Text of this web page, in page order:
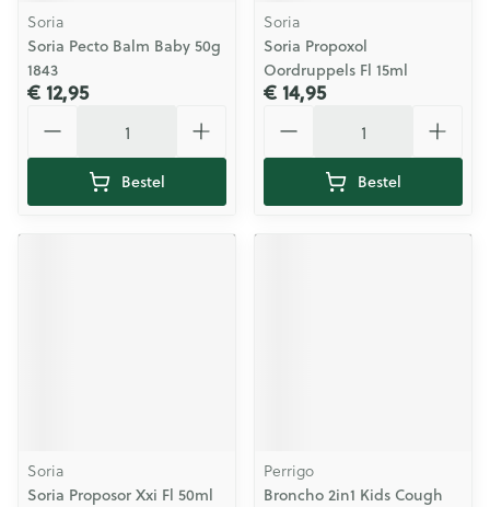
Soria
Soria Pecto Balm Baby 50g
1843
€ 12,95
Bestel
Soria
Soria Propoxol
Oordruppels Fl 15ml
€ 14,95
Bestel
Soria
Soria Proposor Xxi Fl 50ml
Perrigo
Broncho 2in1 Kids Cough